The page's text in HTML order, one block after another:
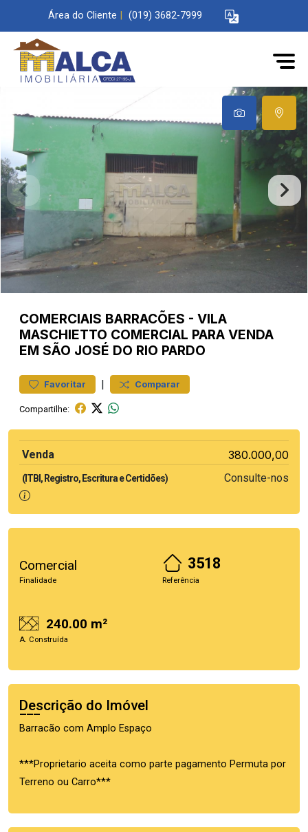
Área do Cliente (019) 3682-7999
COMERCIAIS BARRACÕES - VILA
MASCHIETTO COMERCIAL PARA VENDA
EM SÃO JOSÉ DO RIO PARDO
Favoritar | Comparar
Compartilhe:
Venda 380.000,00
(ITBI, Registro, Escritura e Certidões) Consulte-nos
Comercial
Finalidade
3518
Referência
240.00 m²
A. Construída
Descrição do Imóvel
Barracão com Amplo Espaço
***Proprietario aceita como parte pagamento Permuta por
Terreno ou Carro***